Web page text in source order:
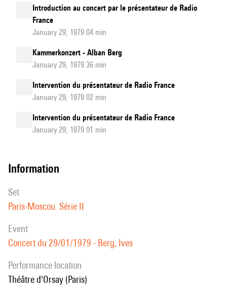
Introduction au concert par le présentateur de Radio
France
January 29, 1979 04 min
Kammerkonzert - Alban Berg
January 29, 1979 36 min
Intervention du présentateur de Radio France
January 29, 1979 02 min
Intervention du présentateur de Radio France
January 29, 1979 01 min
information
set
Paris-Moscou. Série II
event
Concert du 29/01/1979 - Berg, Ives
performance location
Théâtre d'Orsay (Paris)